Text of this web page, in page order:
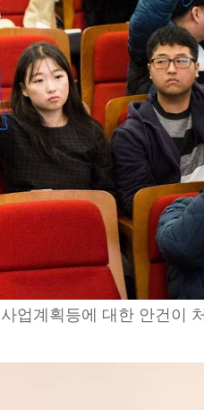
업계획등에 대한 안건이